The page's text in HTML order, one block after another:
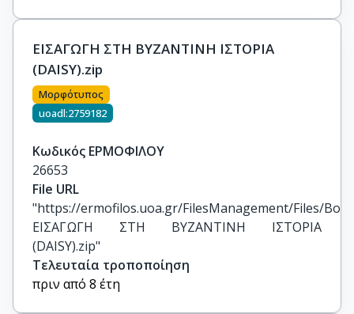
ΕΙΣΑΓΩΓΗ ΣΤΗ ΒΥΖΑΝΤΙΝΗ ΙΣΤΟΡΙΑ
(DAISY).zip
Μορφότυπος
uoadl:2759182
Κωδικός ΕΡΜΟΦΙΛΟΥ
26653
File URL
"https://ermofilos.uoa.gr/FilesManagement/Files/
ΕΙΣΑΓΩΓΗ ΣΤΗ ΒΥΖΑΝΤΙΝΗ ΙΣΤΟΡΙΑ
(DAISY).zip"
Τελευταία τροποποίηση
πριν από 8 έτη